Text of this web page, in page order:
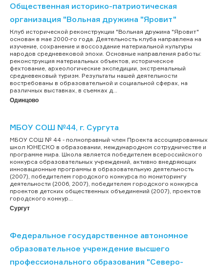
Общественная историко-патриотическая
организация "Вольная дружина "Яровит"
Клуб исторической реконструкции "Вольная дружина "Яровит"
основан в мае 2000-го года. Деятельность клуба направлена на
изучение, сохранение и воссоздание материальной культуры
народов средневековой эпохи. Основные направления работы:
реконструкция материальных объектов, историческое
фехтование, археологические экспедиции, экстремальный
средневековый туризм. Результаты нашей деятельности
востребованы в образовательной и социальной сферах, на
различных выставках, в съемках д...
Одинцово
МБОУ СОШ №44, г. Сургута
МБОУ СОШ № 44 - полноправный член Проекта ассоциированных
школ ЮНЕСКО в образовании, международном сотрудничестве и
программе мира. Школа является победителем всероссийского
конкурса образовательных учреждений, активно внедряющих
инновационные программы в образовательную деятельность
(2007), победителем городского конкурса по мониторингу
деятельности (2006, 2007), победителем городского конкурса
проектов детских общественных объединений (2007), проектов
городского конкур...
Сургут
Федеральное государственное автономное
образовательное учреждение высшего
профессионального образования "Северо-